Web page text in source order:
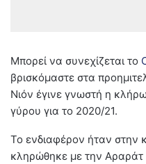
Μπορεί να συνεχίζεται το
βρισκόμαστε στα
Νιόν έγινε γνωστή η
γύρου για το 2020/21.
Το ενδιαφέρον ήταν στην
κληρώθηκε με την Αραράτ